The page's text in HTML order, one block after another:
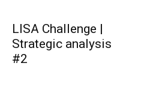
LISA Challenge |
Strategic analysis
#2